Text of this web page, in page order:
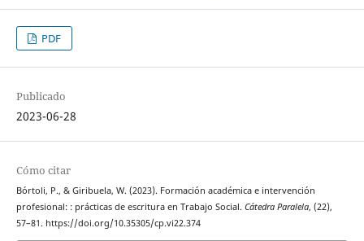
PDF
Publicado
2023-06-28
Cómo citar
Bórtoli, P., & Giribuela, W. (2023). Formación académica e intervención
profesional: : prácticas de escritura en Trabajo Social. Cátedra Paralela, (22),
57–81. https://doi.org/10.35305/cp.vi22.374